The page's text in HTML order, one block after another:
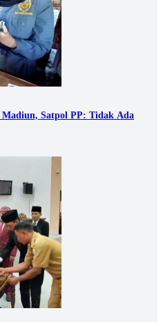
Satpol PP: Tidak Ada